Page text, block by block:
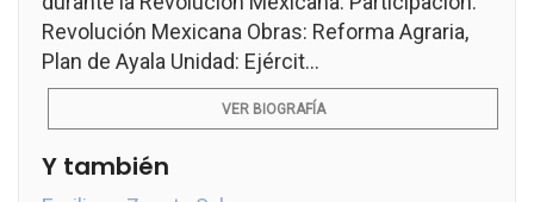
Revolución Mexicana Obras: Reforma Agraria,
Plan de Ayala Unidad: Ejércit...
VER BIOGRAFÍA
Y también